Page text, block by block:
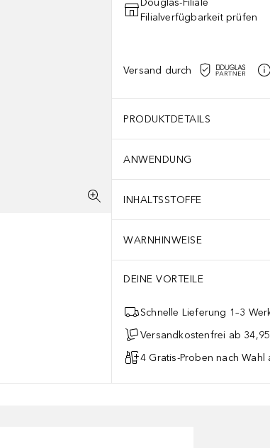
Douglas-Filiale
Filialverfügbarkeit prüfen
Versand durch
PRODUKTDETAILS
ANWENDUNG
INHALTSSTOFFE
WARNHINWEISE
DEINE VORTEILE
Schnelle Lieferung 1–3
Versandkostenfrei ab
4 Gratis-Proben nach Wahl